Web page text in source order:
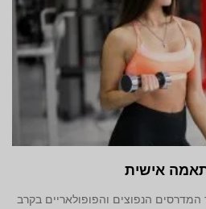
אישית
הנפוצים והפופולאריים בקרב